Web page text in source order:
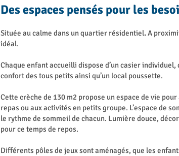
Des espaces pensés pour les
Située au calme dans un quartier résidentiel.A
idéal.
Chaque enfant accueilli dispose d’un casier
confort des tous petits ainsi qu’un local poussette.
Cette crèche de 130 m2 propose un espace de vie
repas ou aux activités en petits groupe. L’espace de
le rythme de sommeil de chacun. Lumière douce,
pour ce temps de repos.
Différents pôles de jeux sont aménagés, que les